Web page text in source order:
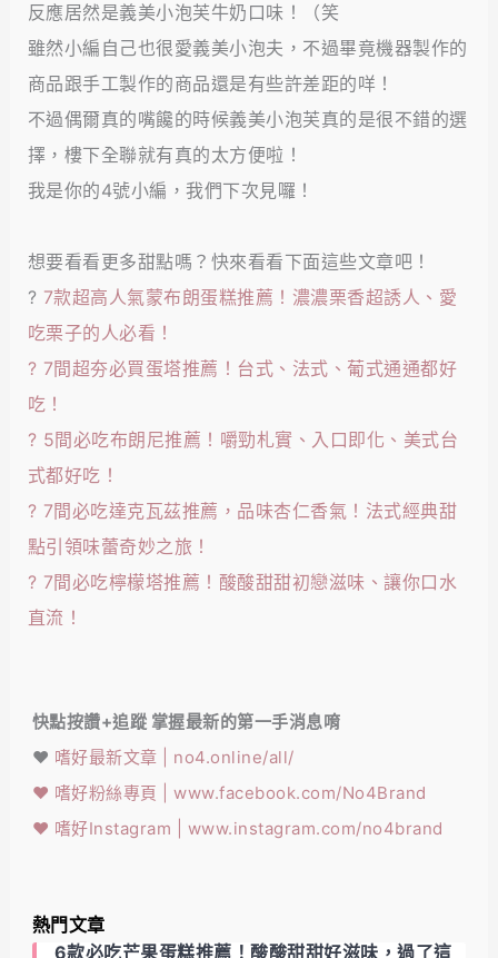
反應居然是義美小泡芙牛奶口味！（笑
雖然小編自己也很愛義美小泡夫，不過畢竟機器製作的
商品跟手工製作的商品還是有些許差距的咩！
不過偶爾真的嘴饞的時候義美小泡芙真的是很不錯的選
擇，樓下全聯就有真的太方便啦！
我是你的4號小編，我們下次見囉！
想要看看更多甜點嗎？快來看看下面這些文章吧！
? 7款超高人氣蒙布朗蛋糕推薦！濃濃栗香超誘人、愛
吃栗子的人必看！
? 7間超夯必買蛋塔推薦！台式、法式、葡式通通都好
吃！
? 5間必吃布朗尼推薦！嚼勁札實、入口即化、美式台
式都好吃！
? 7間必吃達克瓦茲推薦，品味杏仁香氣！法式經典甜
點引領味蕾奇妙之旅！
? 7間必吃檸檬塔推薦！酸酸甜甜初戀滋味、讓你口水
直流！
快點按讚+追蹤 掌握最新的第一手消息唷
❤️ 嗜好最新文章 | no4.online/all/
❤️ 嗜好粉絲專頁 | www.facebook.com/No4Brand
❤️ 嗜好Instagram | www.instagram.com/no4brand
熱門文章
6款必吃芒果蛋糕推薦！酸酸甜甜好滋味，過了這